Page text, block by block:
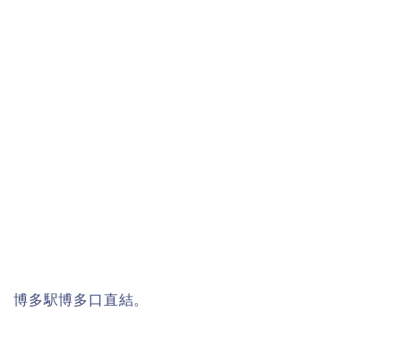
博多駅博多口直結。